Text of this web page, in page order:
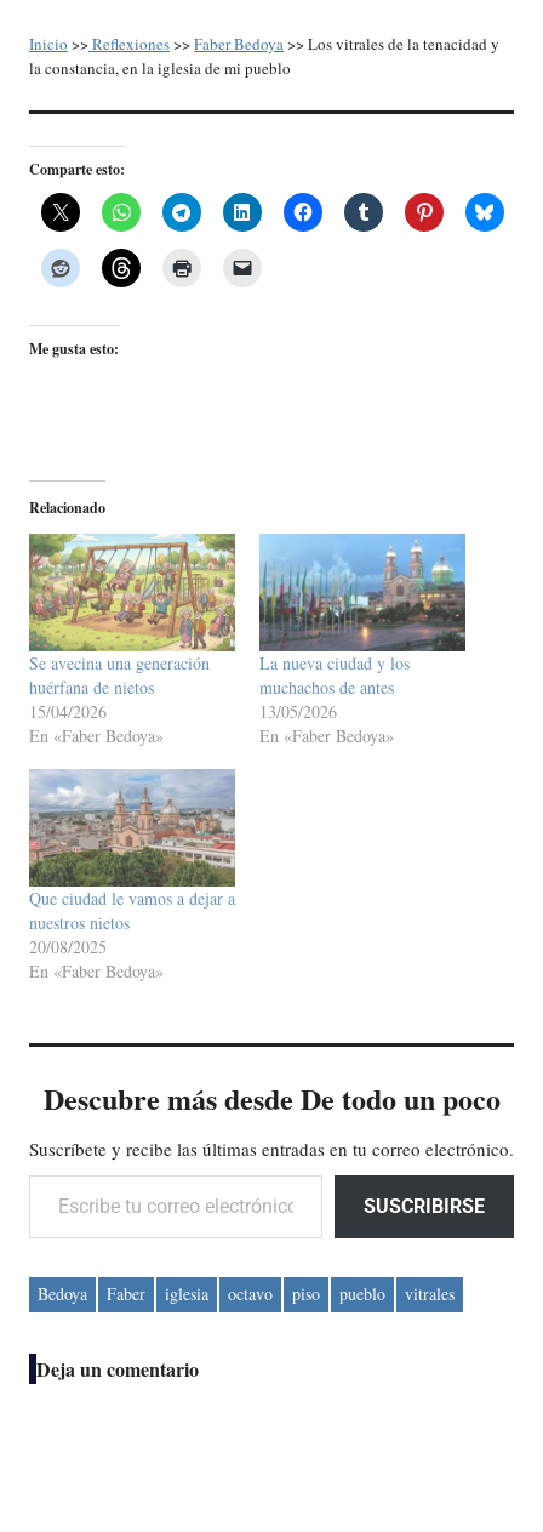
Inicio >>Reflexiones>>Faber Bedoya>> Los vitrales de la tenacidad y
la constancia, en la iglesia de mi pueblo
Comparte esto:
Me gusta esto:
Relacionado
Se avecina una generación
huérfana de nietos
15/04/2026
En «Faber Bedoya»
La nueva ciudad y los
muchachos de antes
13/05/2026
En «Faber Bedoya»
Que ciudad le vamos a dejar a
nuestros nietos
20/08/2025
En «Faber Bedoya»
Descubre más desde De todo un poco
Suscríbete y recibe las últimas entradas en tu correo electrónico.
Escribe tu correo electrónico…
SUSCRIBIRSE
Bedoya Faber iglesia octavo piso pueblo vitrales
Deja un comentario